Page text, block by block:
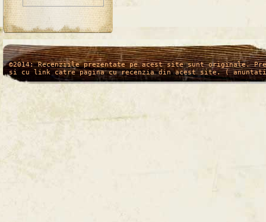
/* */
©2014: Recenziile prezentate pe acest site sunt originale.
si cu link catre pagina cu recenzia din acest site. (